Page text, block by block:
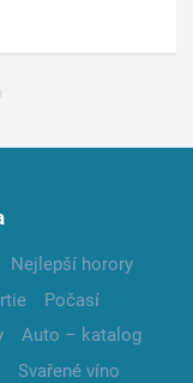
Nejlepší horory
Počasí
Auto – katalog
Svařené víno